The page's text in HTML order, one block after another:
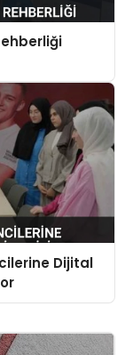
Dijital